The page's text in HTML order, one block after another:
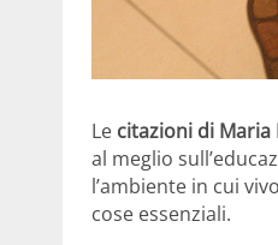
Le citazioni di
al meglio
l’ambiente in cui
cose essenziali.